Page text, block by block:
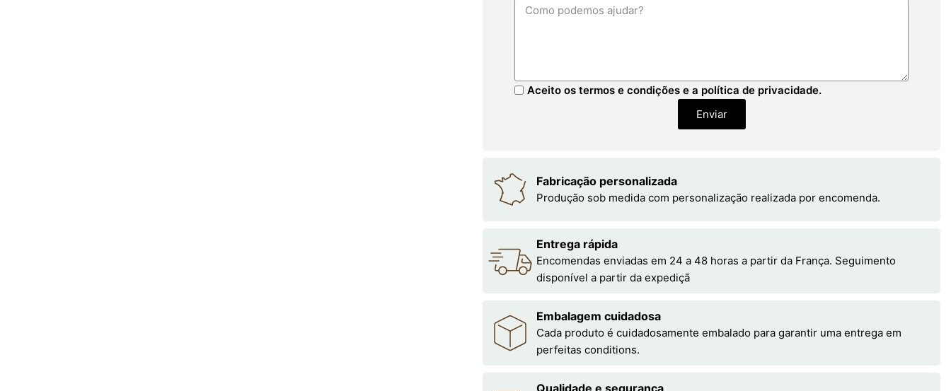
Aceito os termos e condições e a política de privacidade.
Enviar
Fabricação personalizada
Produção sob medida com personalização realizada por encomenda.
Entrega rápida
Encomendas enviadas em 24 a 48 horas a partir da França. Seguimento
disponível a partir da expediçã
Embalagem cuidadosa
Cada produto é cuidadosamente embalado para garantir uma entrega em
perfeitas conditions.
Qualidade e segurança